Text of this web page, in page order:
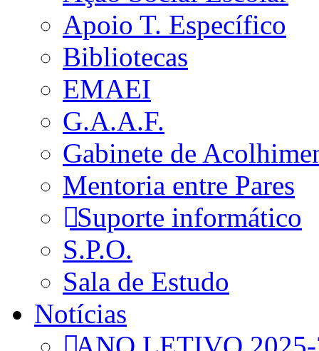
Apoio T. Específico
Bibliotecas
EMAEI
G.A.A.F.
Gabinete de
Mentoria entre Pares
Suporte informático
S.P.O.
Sala de Estudo
Notícias